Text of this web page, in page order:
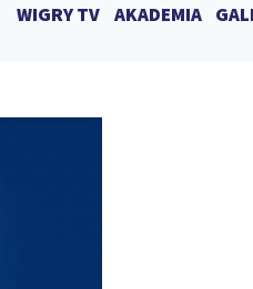
WIGRY TV AKADEMIA